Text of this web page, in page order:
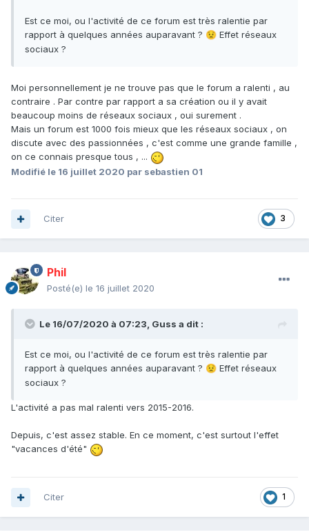
Est ce moi, ou l'activité de ce forum est très ralentie par
rapport à quelques années auparavant ? 😟 Effet réseaux
sociaux ?
Moi personnellement je ne trouve pas que le forum a ralenti , au
contraire . Par contre par rapport a sa création ou il y avait
beaucoup moins de réseaux sociaux , oui surement .
Mais un forum est 1000 fois mieux que les réseaux sociaux , on
discute avec des passionnées , c'est comme une grande famille ,
on ce connais presque tous , ...
Modifié le 16 juillet 2020 par sebastien 01
3
Citer
Phil
Posté(e) le 16 juillet 2020
Le 16/07/2020 à 07:23, Guss a dit :
Est ce moi, ou l'activité de ce forum est très ralentie par
rapport à quelques années auparavant ? 😟 Effet réseaux
sociaux ?
L'activité a pas mal ralenti vers 2015-2016.
Depuis, c'est assez stable. En ce moment, c'est surtout l'effet
"vacances d'été"
1
Citer